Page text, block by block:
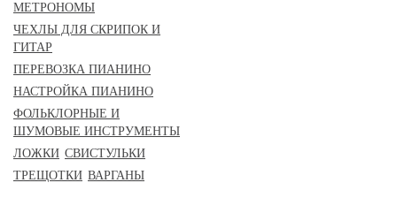
МЕТРОНОМЫ
ЧЕХЛЫ ДЛЯ СКРИПОК И
ГИТАР
ПЕРЕВОЗКА ПИАНИНО
НАСТРОЙКА ПИАНИНО
ФОЛЬКЛОРНЫЕ И
ШУМОВЫЕ ИНСТРУМЕНТЫ
ЛОЖКИ СВИСТУЛЬКИ
ТРЕЩОТКИ ВАРГАНЫ